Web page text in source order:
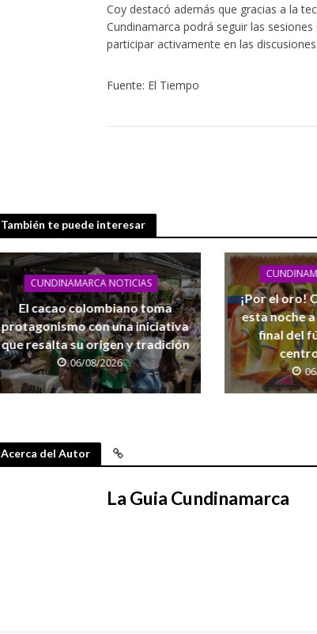
Coy destacó además que gracias a la
Cundinamarca podrá seguir las
participar activamente en las
Fuente: El Tiempo
También te puede interesar
CUNDINAMARCA NOTICIAS
El cacao colombiano toma
protagonismo con una iniciativa
que resalta su origen y tradición
06/08/2026
¡Por el oro!
esta noche
final del
Acerca del Autor
La Guia Cundinamarca